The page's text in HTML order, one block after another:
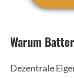
Warum
Dezentrale